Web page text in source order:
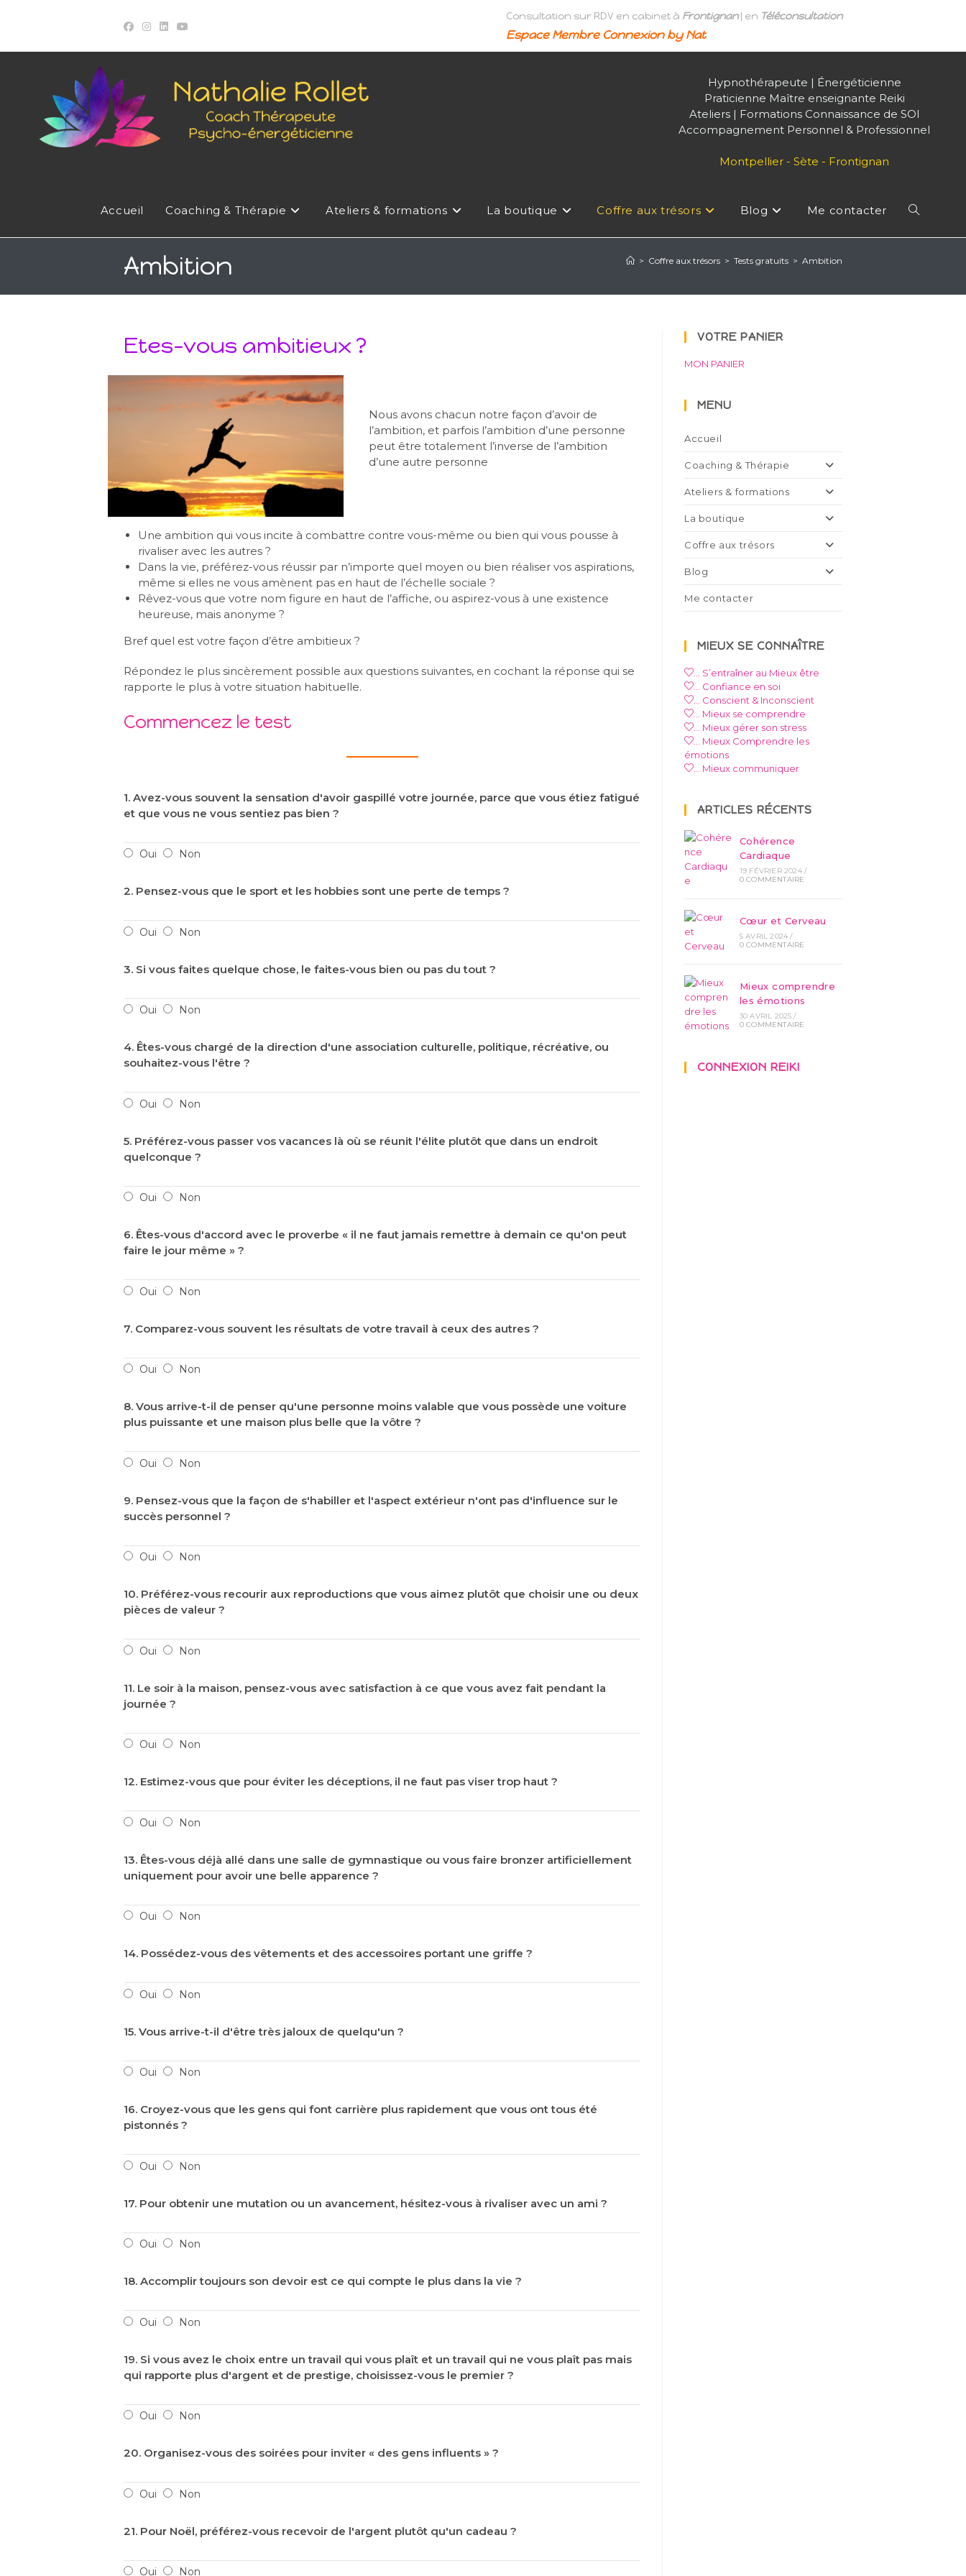
Consultation sur RDV en cabinet à Frontignan| en Téléconsultation
Espace Membre Connexion by Nat
Hypnothérapeute | Énergéticienne
Praticienne Maître enseignante Reiki
Ateliers | Formations Connaissance de SOI
Accompagnement Personnel & Professionnel
Montpellier - Sète - Frontignan
Accueil Coaching & Thérapie Ateliers & formations La boutique Coffre aux trésors Blog Me contacter Toggle
Ambition > Coffre aux trésors > Tests gratuits > Ambition
Etes-vous ambitieux ?
Nous avons chacun notre façon d’avoir de
l’ambition, et parfois l’ambition d’une personne
peut être totalement l’inverse de l’ambition
d’une autre personne
Une ambition qui vous incite à combattre contre vous-même ou bien qui vous pousse à
rivaliser avec les autres ?
Dans la vie, préférez-vous réussir par n’importe quel moyen ou bien réaliser vos aspirations,
même si elles ne vous amènent pas en haut de l’échelle sociale ?
Rêvez-vous que votre nom figure en haut de l’affiche, ou aspirez-vous à une existence
heureuse, mais anonyme ?
Bref quel est votre façon d’être ambitieux ?
Répondez le plus sincèrement possible aux questions suivantes, en cochant la réponse qui se
rapporte le plus à votre situation habituelle.
Commencez le test
1. Avez-vous souvent la sensation d'avoir gaspillé votre journée, parce que vous étiez fatigué
et que vous ne vous sentiez pas bien ?
Oui Non
2. Pensez-vous que le sport et les hobbies sont une perte de temps ?
Oui Non
3. Si vous faites quelque chose, le faites-vous bien ou pas du tout ?
Oui Non
4. Êtes-vous chargé de la direction d'une association culturelle, politique, récréative, ou
souhaitez-vous l'être ?
Oui Non
5. Préférez-vous passer vos vacances là où se réunit l'élite plutôt que dans un endroit
quelconque ?
Oui Non
6. Êtes-vous d'accord avec le proverbe « il ne faut jamais remettre à demain ce qu'on peut
faire le jour même » ?
Oui Non
7. Comparez-vous souvent les résultats de votre travail à ceux des autres ?
Oui Non
8. Vous arrive-t-il de penser qu'une personne moins valable que vous possède une voiture
plus puissante et une maison plus belle que la vôtre ?
Oui Non
9. Pensez-vous que la façon de s'habiller et l'aspect extérieur n'ont pas d'influence sur le
succès personnel ?
Oui Non
10. Préférez-vous recourir aux reproductions que vous aimez plutôt que choisir une ou deux
pièces de valeur ?
Oui Non
11. Le soir à la maison, pensez-vous avec satisfaction à ce que vous avez fait pendant la
journée ?
Oui Non
12. Estimez-vous que pour éviter les déceptions, il ne faut pas viser trop haut ?
Oui Non
13. Êtes-vous déjà allé dans une salle de gymnastique ou vous faire bronzer artificiellement
uniquement pour avoir une belle apparence ?
Oui Non
14. Possédez-vous des vêtements et des accessoires portant une griffe ?
Oui Non
15. Vous arrive-t-il d'être très jaloux de quelqu'un ?
Oui Non
16. Croyez-vous que les gens qui font carrière plus rapidement que vous ont tous été
pistonnés ?
Oui Non
17. Pour obtenir une mutation ou un avancement, hésitez-vous à rivaliser avec un ami ?
Oui Non
18. Accomplir toujours son devoir est ce qui compte le plus dans la vie ?
Oui Non
19. Si vous avez le choix entre un travail qui vous plaît et un travail qui ne vous plaît pas mais
qui rapporte plus d'argent et de prestige, choisissez-vous le premier ?
Oui Non
20. Organisez-vous des soirées pour inviter « des gens influents » ?
Oui Non
21. Pour Noël, préférez-vous recevoir de l'argent plutôt qu'un cadeau ?
Oui Non
VOTRE PANIER
MON PANIER
MENU
Accueil
Coaching & Thérapie
Ateliers & formations
La boutique
Coffre aux trésors
Blog
Me contacter
MIEUX SE CONNAÎTRE
… S’entraîner au Mieux être
… Confiance en soi
… Conscient & Inconscient
… Mieux se comprendre
… Mieux gérer son stress
… Mieux Comprendre les
émotions
… Mieux communiquer
ARTICLES RÉCENTS
Cohérence
Cardiaque
19 FÉVRIER 2024 /
0 COMMENTAIRE
Cœur et Cerveau
5 AVRIL 2024 /
0 COMMENTAIRE
Mieux comprendre
les émotions
30 AVRIL 2025 /
0 COMMENTAIRE
CONNEXION REIKI